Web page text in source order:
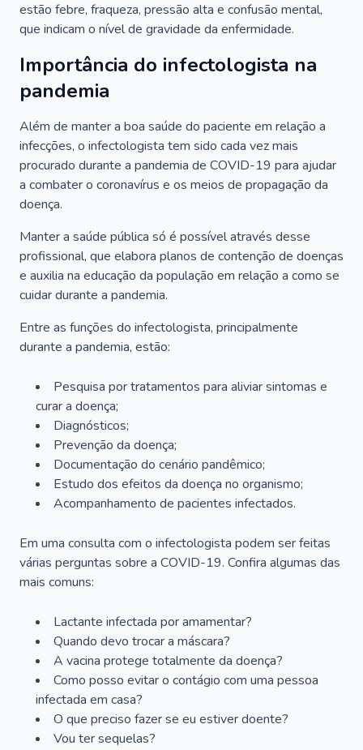
estão febre, fraqueza, pressão alta e confusão mental,
que indicam o nível de gravidade da enfermidade.
Importância do infectologista na
pandemia
Além de manter a boa saúde do paciente em relação a
infecções, o infectologista tem sido cada vez mais
procurado durante a pandemia de COVID-19 para ajudar
a combater o coronavírus e os meios de propagação da
doença.
Manter a saúde pública só é possível através desse
profissional, que elabora planos de contenção de doenças
e auxilia na educação da população em relação a como se
cuidar durante a pandemia.
Entre as funções do infectologista, principalmente
durante a pandemia, estão:
Pesquisa por tratamentos para aliviar sintomas e
curar a doença;
Diagnósticos;
Prevenção da doença;
Documentação do cenário pandêmico;
Estudo dos efeitos da doença no organismo;
Acompanhamento de pacientes infectados.
Em uma consulta com o infectologista podem ser feitas
várias perguntas sobre a COVID-19. Confira algumas das
mais comuns:
Lactante infectada por amamentar?
Quando devo trocar a máscara?
A vacina protege totalmente da doença?
Como posso evitar o contágio com uma pessoa
infectada em casa?
O que preciso fazer se eu estiver doente?
Vou ter sequelas?